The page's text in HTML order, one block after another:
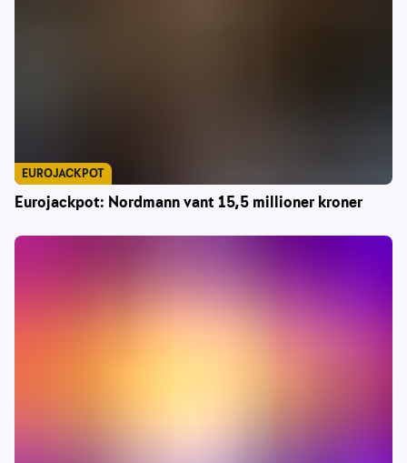
Eurojackpot: Nordmann vant 15,5 millioner kroner
EUROJACKPOT